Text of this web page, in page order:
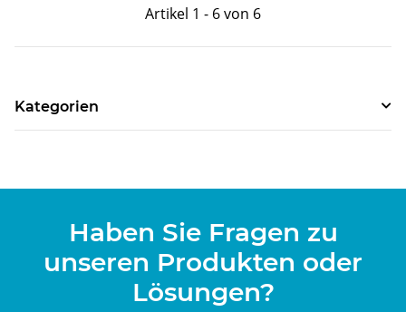
Artikel 1 - 6 von 6
Kategorien
Haben Sie Fragen zu
unseren Produkten oder
Lösungen?